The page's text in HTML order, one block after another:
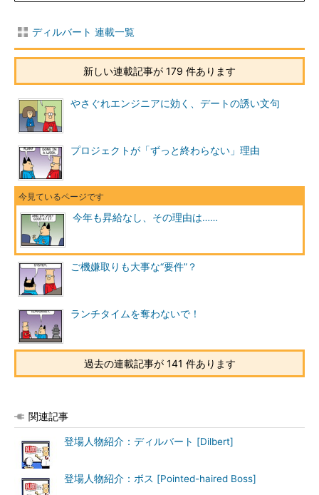
ディルバート 連載一覧
新しい連載記事が 179 件あります
やさぐれエンジニアに効く、デートの誘い文句
プロジェクトが「ずっと終わらない」理由
今年も昇給なし、その理由は……
ご機嫌取りも大事な“要件”？
ランチタイムを奪わないで！
過去の連載記事が 141 件あります
関連記事
登場人物紹介：ディルバート [Dilbert]
登場人物紹介：ボス [Pointed-haired Boss]